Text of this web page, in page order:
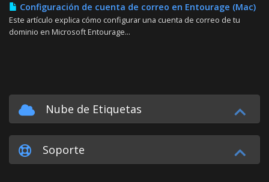
Configuración de cuenta de correo en Entourage (Mac)
Este artículo explica cómo configurar una cuenta de correo de tu
dominio en Microsoft Entourage...
Nube de Etiquetas
Soporte